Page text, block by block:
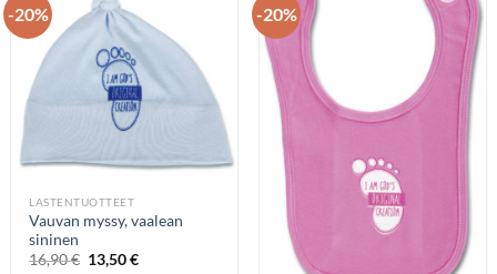
-20%
LASTENTUOTTEET
Vauvan myssy, vaalean
sininen
16,90€ 13,50€
-20%
Add to
wishlist